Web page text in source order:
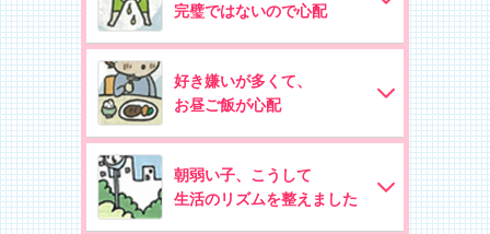
完璧ではないので心配
好き嫌いが多くて、
お昼ご飯が心配
朝弱い子、こうして
生活のリズムを整えました